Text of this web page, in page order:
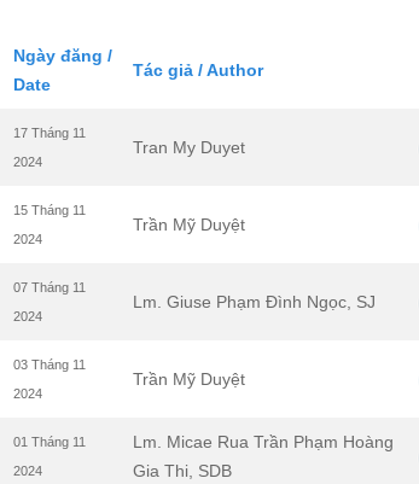
Ngày đăng /
Date
Tác giả / Author
17 Tháng 11
2024
Tran My Duyet
15 Tháng 11
2024
Trần Mỹ Duyệt
07 Tháng 11
2024
Lm. Giuse Phạm Đình Ngọc, SJ
03 Tháng 11
2024
Trần Mỹ Duyệt
01 Tháng 11
2024
Lm. Micae Rua Trần Phạm Hoàng
Gia Thi, SDB